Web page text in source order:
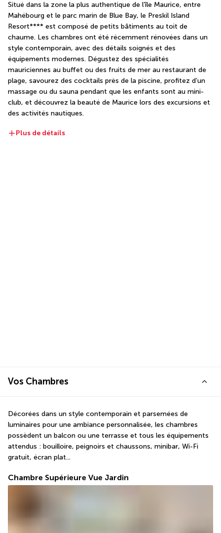
Situé dans la zone la plus authentique de l’île Maurice, entre
Mahébourg et le parc marin de Blue Bay, le Preskil Island
Resort**** est composé de petits bâtiments au toit de
chaume. Les chambres ont été récemment rénovées dans un
style contemporain, avec des détails soignés et des
équipements modernes. Dégustez des spécialités
mauriciennes au buffet ou des fruits de mer au restaurant de
plage, savourez des cocktails près de la piscine, profitez d’un
massage ou du sauna pendant que les enfants sont au mini-
club, et découvrez la beauté de Maurice lors des excursions et
des activités nautiques.
Plus de détails
Vos Chambres
Décorées dans un style contemporain et parsemées de
luminaires pour une ambiance personnalisée, les chambres
possèdent un balcon ou une terrasse et tous les équipements
attendus : bouilloire, peignoirs et chaussons, minibar, Wi-Fi
gratuit, écran plat...
Chambre Supérieure Vue Jardin